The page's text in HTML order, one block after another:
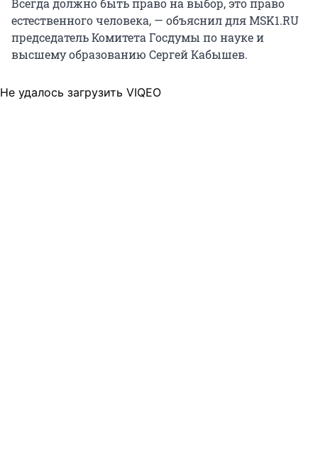
Всегда должно быть право на выбор, это право
естественного человека, — объяснил для MSK1.RU
председатель Комитета Госдумы по науке и
высшему образованию Сергей Кабышев.
Не удалось загрузить VIQEO